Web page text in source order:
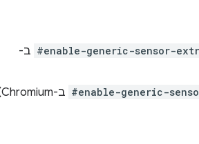
#enable-generic-sensor- ב-
#enable-generic- ב-Chromium).